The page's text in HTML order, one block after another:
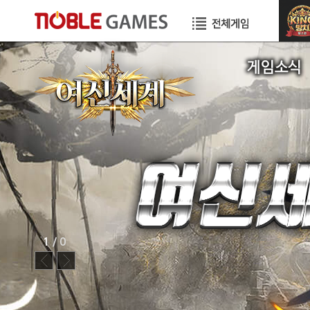
공지사항
이벤트
GM TIP
STORY
1/ 0